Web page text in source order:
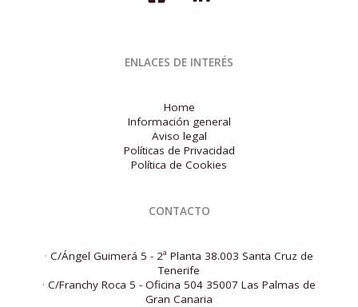
ENLACES DE INTERÉS
Home
Información general
Aviso legal
Políticas de Privacidad
Política de Cookies
CONTACTO
· C/Ángel Guimerá 5 - 2ª Planta 38.003 Santa Cruz de
Tenerife
· C/Franchy Roca 5 - Oficina 504 35007 Las Palmas de
Gran Canaria